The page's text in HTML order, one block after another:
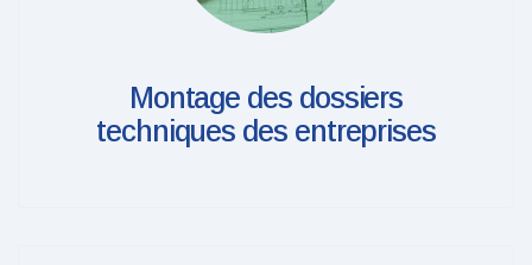
Montage des dossiers
techniques des entreprises